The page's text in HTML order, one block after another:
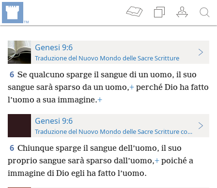
Genesi 9:6
Traduzione del Nuovo Mondo delle Sacre Scritture
6 Se qualcuno sparge il sangue di un uomo, il suo
sangue sarà sparso da un uomo,+ perché Dio ha fatto
l’uomo a sua immagine.+
Genesi 9:6
Traduzione del Nuovo Mondo delle Sacre Scritture con
6 Chiunque sparge il sangue dell’uomo, il suo
proprio sangue sarà sparso dall’uomo,+ poiché a
immagine di Dio egli ha fatto l’uomo.